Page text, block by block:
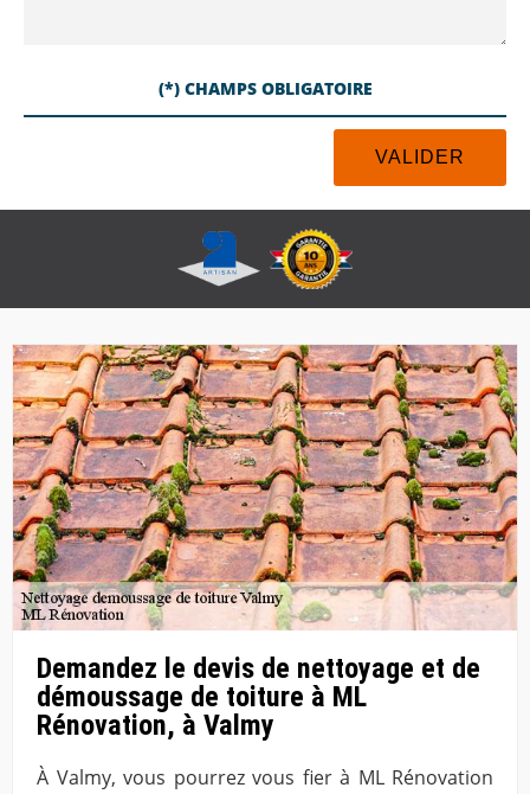
(*) CHAMPS OBLIGATOIRE
Demandez le devis de nettoyage et de
démoussage de toiture à ML
Rénovation, à Valmy
À Valmy, vous pourrez vous fier à ML Rénovation